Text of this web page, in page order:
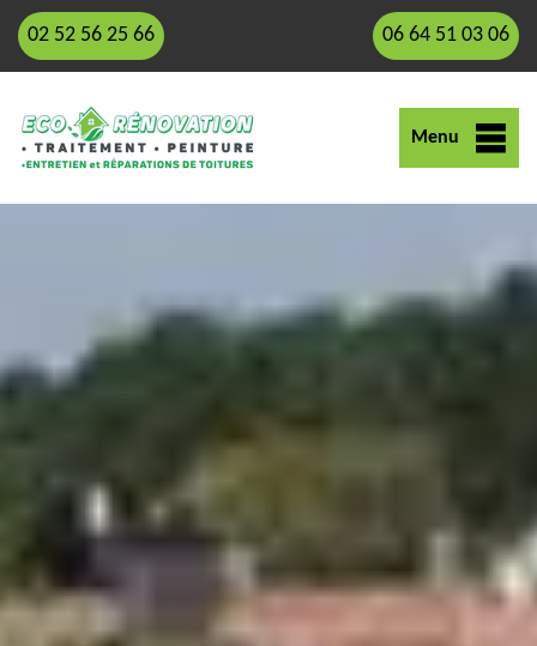
02 52 56 25 66 06 64 51 03 06
Menu